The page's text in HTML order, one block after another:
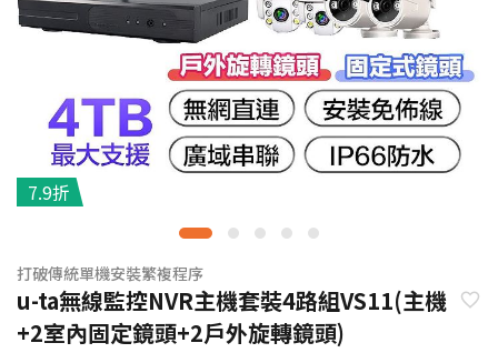
7.9折
打破傳統單機安裝繁複程序
u-ta無線監控NVR主機套裝4路組VS11(主機
+2室內固定鏡頭+2戶外旋轉鏡頭)